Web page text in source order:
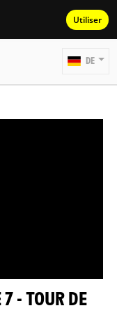
Utiliser
DE